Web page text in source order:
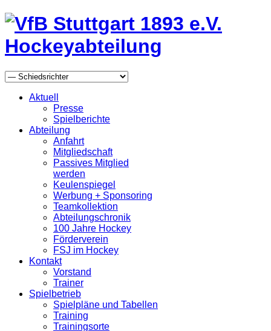
Aktuell
Presse
Spielberichte
Abteilung
Anfahrt
Mitgliedschaft
Passives Mitglied
werden
Keulenspiegel
Werbung + Sponsoring
Teamkollektion
Abteilungschronik
100 Jahre Hockey
Förderverein
FSJ im Hockey
Kontakt
Vorstand
Trainer
Spielbetrieb
Spielpläne und Tabellen
Training
Trainingsorte